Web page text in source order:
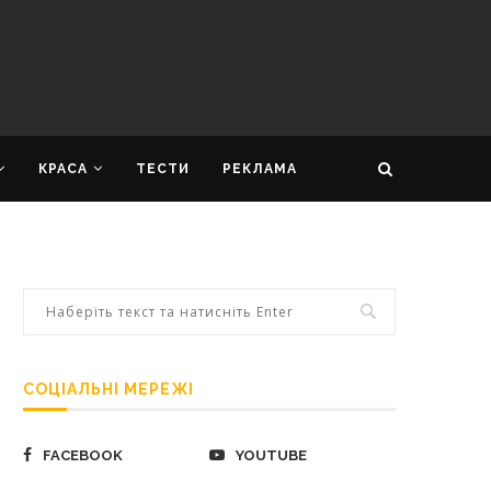
КРАСА ТЕСТИ РЕКЛАМА
СОЦІАЛЬНІ МЕРЕЖІ
FACEBOOK YOUTUBE